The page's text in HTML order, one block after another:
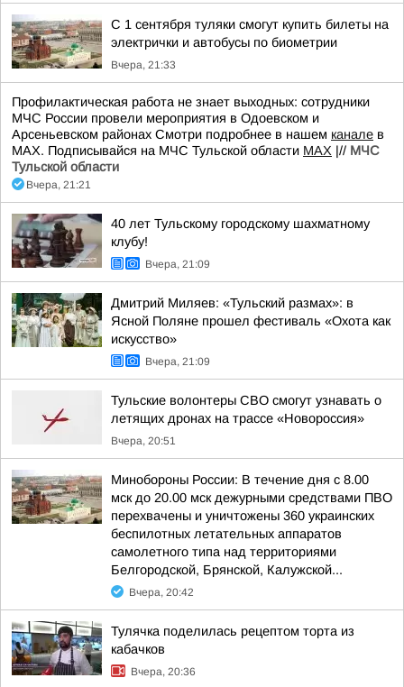
С 1 сентября туляки смогут купить билеты на
электрички и автобусы по биометрии
Вчера, 21:33
Профилактическая работа не знает выходных: сотрудники
МЧС России провели мероприятия в Одоевском и
Арсеньевском районах Смотри подробнее в нашем канале в
МАХ. Подписывайся на МЧС Тульской области MAX |// МЧС
Тульской области
Вчера, 21:21
40 лет Тульскому городскому шахматному
клубу!
Вчера, 21:09
Дмитрий Миляев: «Тульский размах»: в
Ясной Поляне прошел фестиваль «Охота как
искусство»
Вчера, 21:09
Тульские волонтеры СВО смогут узнавать о
летящих дронах на трассе «Новороссия»
Вчера, 20:51
Минобороны России: В течение дня с 8.00
мск до 20.00 мск дежурными средствами ПВО
перехвачены и уничтожены 360 украинских
беспилотных летательных аппаратов
самолетного типа над территориями
Белгородской, Брянской, Калужской...
Вчера, 20:42
Тулячка поделилась рецептом торта из
кабачков
Вчера, 20:36